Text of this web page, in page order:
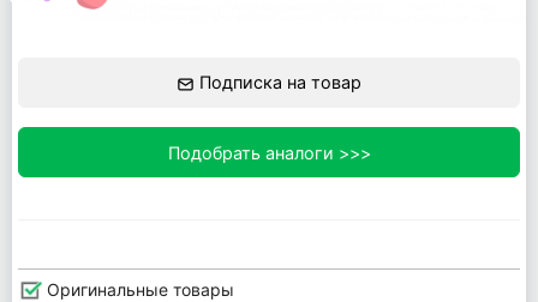
Подписка на товар
Подобрать аналоги >>>
Оригинальные товары